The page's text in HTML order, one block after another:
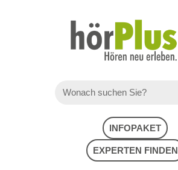
INFOPAKET
EXPERTEN FINDEN